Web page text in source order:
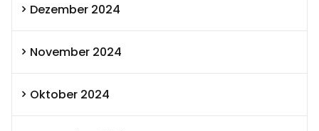
Dezember 2024
November 2024
Oktober 2024